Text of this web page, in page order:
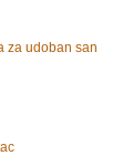
za udoban san